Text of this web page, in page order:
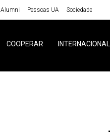
Alumni Pessoas UA Sociedade
COOPERAR INTERNACIONAL